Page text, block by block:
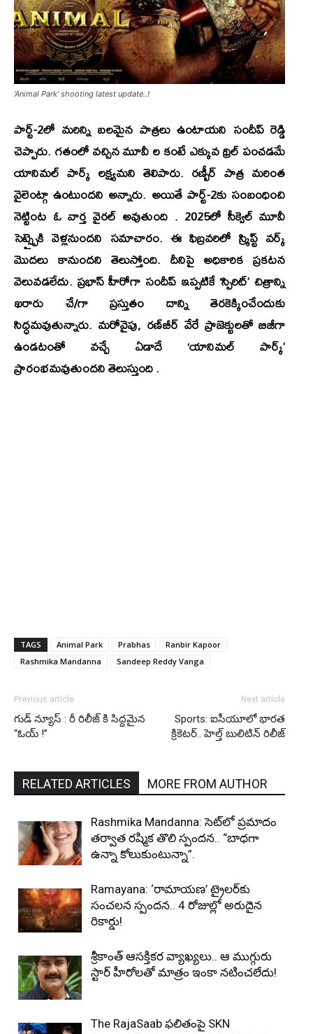
‘Animal Park’ shooting latest update..!
పార్ట్-2లో మరిన్ని బలమైన పాత్రలు ఉంటాయని సందీప్ రెడ్డి
చెప్పారు. గతంలో వచ్చిన మూవీ ల కంటే ఎక్కువ థ్రిల్ పంచడమే
యానిమల్ పార్క్ లక్ష్యమని తెలిపారు. రణ్బీర్ పాత్ర మరింత
వైలెంట్గా ఉంటుందని అన్నారు. అయితే పార్ట్-2కు సంబంధించి
నెట్టింట ఓ వార్త వైరల్ అవుతుంది . 2025లో సీక్వెల్ మూవీ
సెట్స్పైకి వెళ్లనుందని సమాచారం. ఈ ఫిబ్రవరిలో స్క్రిప్ట్‌ వర్క్‌
మొదలు కానుందని తెలుస్తోంది. దీనిపై అధికారిక ప్రకటన
వెలువడలేదు. ప్రభాస్‌హీరోగా సందీప్‌ ఇప్పటికే‘స్పిరిట్‌’ చిత్రాన్ని
ఖరారు చే/గా ప్రస్తుతం దాన్ని తెరకెక్కించేందుకు
సిద్ధమవుతున్నారు. మరోవైపు, రణ్‌బీర్‌ వేరే ప్రాజెక్టులతో బిజీగా
ఉండటంతో వచ్చే ఏడాదే ‘యానిమల్‌ పార్క్‌’
ప్రారంభమవుతుందని తెలుస్తుంది .
TAGS Animal Park Prabhas
Ranbir Kapoor
Rashmika Mandanna
Sandeep Reddy Vanga
Previous article
గుడ్ న్యూస్ : రీ రిలీజ్ కి సిద్దమైన
“ఓయ్ !”
Next article
Sports: ఐసీయూలో భారత
క్రికెటర్.. హెల్త్ బులిటిన్ రిలీజ్
RELATED ARTICLES MORE FROM AUTHOR
Rashmika Mandanna: సెట్‌లో ప్రమాదం
తర్వాత రష్మిక తొలి స్పందన.. “బాధగా
ఉన్నా కోలుకుంటున్నా”.
Ramayana: ‘రామాయణ’ ట్రైలర్‌కు
సంచలన స్పందన.. 4 రోజుల్లో అరుదైన
రికార్డు!
శ్రీకాంత్ ఆసక్తికర వ్యాఖ్యలు.. ఆ ముగ్గురు
స్టార్ హీరోలతో మాత్రం ఇంకా నటించలేదు!
The RajaSaab ఫలితంపై SKN